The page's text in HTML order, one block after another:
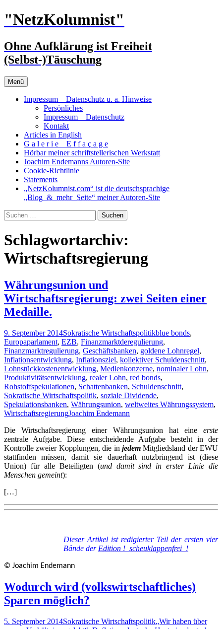
Zum
Inhalt
"NetzKolumnist"
Ohne Aufklärung ist Freiheit
(Selbst-)Täuschung
Menü
Impressum _ Datenschutz u. a. Hinweise
Persönliches
Impressum _ Datenschutz
Kontakt
Articles in English
G a l e r i e _ E f f a ç a g e
Hörbar meiner schriftstellerischen Werkstatt
Joachim Endemanns Autoren-Site
Cookie-Richtlinie
Statements
„NetzKolumnist.com“ ist die deutschsprachige
„Blog_&_mehr_Seite“ meiner Autoren-Site
Suchen
nach:
Schlagwortarchiv:
Wirtschaftsregierung
Währungsunion und
Wirtschaftsregierung: zwei Seiten einer
Medaille.
9. September 2014Sokratische Wirtschaftspolitikblue bonds,
Europaparlament, EZB, Finanzmarktderegulierung,
Finanzmarktregulierung, Geschäftsbanken, goldene Lohnregel,
Inflationsentwicklung, Inflationsziel, kollektiver Schuldenschnitt,
Lohnstückkostenentwicklung, Medienkonzerne, nominaler Lohn,
Produktivitätsentwicklung, realer Lohn, red bonds,
Rohstoffspekulationen, Schattenbanken, Schuldenschnitt,
Sokratische Wirtschaftspolitik, soziale Dividende,
Spekulationsbanken, Währungsunion, weltweites Währungssystem,
WirtschaftsregierungJoachim Endemann
Die Wirtschaftsregierung einer Währungsunion hat eine erste
zentrale Aufgabe. Diese entscheidende Aufgabe besteht in der
Kontrolle zweier Kopplungen, die in jedemMitgliedsland der EWU
stattfinden müssen, damit sie dauerhaft nutzbringend ist (diese
Union) für alle Beteiligten (und damit sind in erster Linie die
Menschen gemeint):
[…]
Dieser Artikel ist redigierter Teil der ersten vier
Bände der Edition !_scheuklappenfrei_!
© Joachim Endemann
Wodurch wird (volkswirtschaftliches)
Sparen möglich?
5. September 2014Sokratische Wirtschaftspolitik„Wir haben über